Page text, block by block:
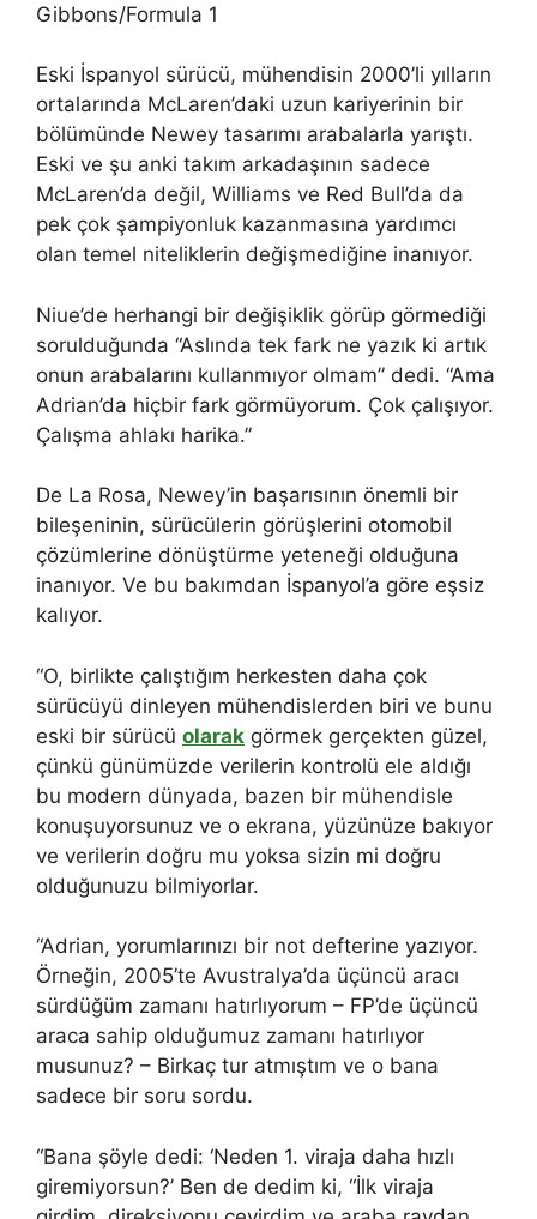
Gibbons/Formula 1
Eski İspanyol sürücü, mühendisin 2000’li yılların
ortalarında McLaren’daki uzun kariyerinin bir
bölümünde Newey tasarımı arabalarla yarıştı.
Eski ve şu anki takım arkadaşının sadece
McLaren’da değil, Williams ve Red Bull’da da
pek çok şampiyonluk kazanmasına yardımcı
olan temel niteliklerin değişmediğine inanıyor.
Niue’de herhangi bir değişiklik görüp görmediği
sorulduğunda “Aslında tek fark ne yazık ki artık
onun arabalarını kullanmıyor olmam” dedi. “Ama
Adrian’da hiçbir fark görmüyorum. Çok çalışıyor.
Çalışma ahlakı harika.”
De La Rosa, Newey’in başarısının önemli bir
bileşeninin, sürücülerin görüşlerini otomobil
çözümlerine dönüştürme yeteneği olduğuna
inanıyor. Ve bu bakımdan İspanyol’a göre eşsiz
kalıyor.
“O, birlikte çalıştığım herkesten daha çok
sürücüyü dinleyen mühendislerden biri ve bunu
eski bir sürücü olarak görmek gerçekten güzel,
çünkü günümüzde verilerin kontrolü ele aldığı
bu modern dünyada, bazen bir mühendisle
konuşuyorsunuz ve o ekrana, yüzünüze bakıyor
ve verilerin doğru mu yoksa sizin mi doğru
olduğunuzu bilmiyorlar.
“Adrian, yorumlarınızı bir not defterine yazıyor.
Örneğin, 2005’te Avustralya’da üçüncü aracı
sürdüğüm zamanı hatırlıyorum – FP’de üçüncü
araca sahip olduğumuz zamanı hatırlıyor
musunuz? – Birkaç tur atmıştım ve o bana
sadece bir soru sordu.
“Bana şöyle dedi: ‘Neden 1. viraja daha hızlı
giremiyorsun?’ Ben de dedim ki, “İlk viraja